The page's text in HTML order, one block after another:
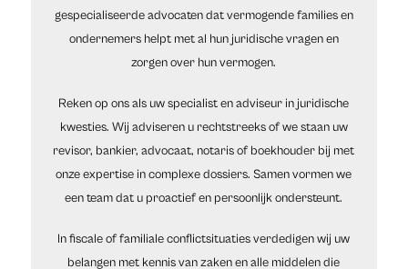
gespecialiseerde advocaten dat vermogende families en
ondernemers helpt met al hun juridische vragen en
zorgen over hun vermogen.
Reken op ons als uw specialist en adviseur in juridische
kwesties. Wij adviseren u rechtstreeks of we staan uw
revisor, bankier, advocaat, notaris of boekhouder bij met
onze expertise in complexe dossiers. Samen vormen we
een team dat u proactief en persoonlijk ondersteunt.
In fiscale of familiale conflictsituaties verdedigen wij uw
belangen met kennis van zaken en alle middelen die